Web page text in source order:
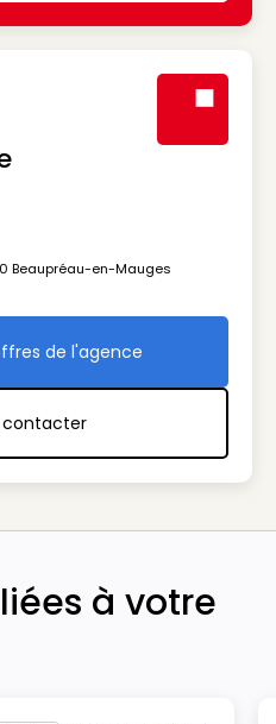
Beaupréau-en-Mauges
Toutes les offres de l'agence
de l'agence
Nous contacter
contacter
à votre